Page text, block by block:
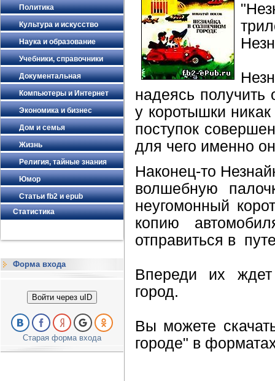
Политика
Культура и искусство
Наука и образование
Учебники, справочники
Документальная
Компьютеры и Интернет
Экономика и бизнес
Дом и семья
Жизнь
Религия, тайные знания
Юмор
Статьи fb2 и epub
Статистика
Форма входа
Войти через uID
Старая форма входа
надеясь получить
у коротышки
поступок
для чего именно
Наконец-то
волшебную
неугомонный
копию
отправиться в
Впереди их
город.
Вы можете
городе" в